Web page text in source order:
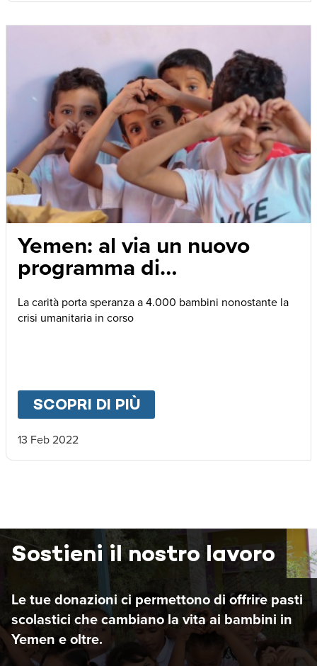
Yemen: al via un nuovo
programma di
alimentazione scolastica
con Mary’s Meals
La carità porta speranza a 4.000 bambini nonostante la
crisi umanitaria in corso
SCOPRI DI PIÙABOUT
13 Feb 2022
Sostieni il nostro lavoro
Le tue donazioni ci permettono di offrire pasti
scolastici che cambiano la vita ai bambini in
Yemen e oltre.